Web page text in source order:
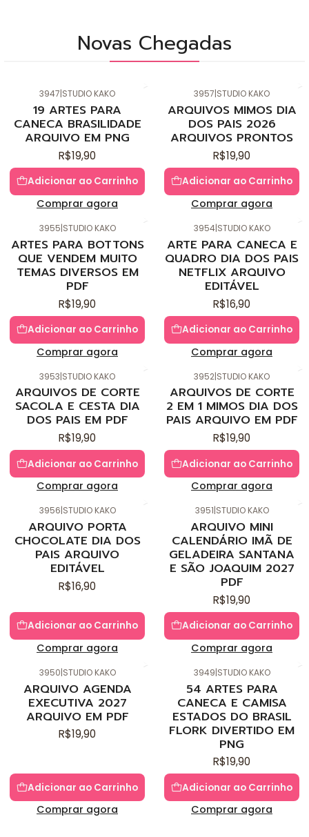
Novas Chegadas
3947|STUDIO KAKO
19 ARTES PARA
CANECA BRASILIDADE
ARQUIVO EM PNG
R$19,90
Adicionar ao Carrinho
Comprar agora
3957|STUDIO KAKO
ARQUIVOS MIMOS DIA
DOS PAIS 2026
ARQUIVOS PRONTOS
R$19,90
Adicionar ao Carrinho
Comprar agora
3955|STUDIO KAKO
ARTES PARA BOTTONS
QUE VENDEM MUITO
TEMAS DIVERSOS EM
PDF
R$19,90
Adicionar ao Carrinho
Comprar agora
3954|STUDIO KAKO
ARTE PARA CANECA E
QUADRO DIA DOS PAIS
NETFLIX ARQUIVO
EDITÁVEL
R$16,90
Adicionar ao Carrinho
Comprar agora
3953|STUDIO KAKO
ARQUIVOS DE CORTE
SACOLA E CESTA DIA
DOS PAIS EM PDF
R$19,90
Adicionar ao Carrinho
Comprar agora
3952|STUDIO KAKO
ARQUIVOS DE CORTE
2 EM 1 MIMOS DIA DOS
PAIS ARQUIVO EM PDF
R$19,90
Adicionar ao Carrinho
Comprar agora
3956|STUDIO KAKO
ARQUIVO PORTA
CHOCOLATE DIA DOS
PAIS ARQUIVO
EDITÁVEL
R$16,90
Adicionar ao Carrinho
Comprar agora
3951|STUDIO KAKO
ARQUIVO MINI
CALENDÁRIO IMÃ DE
GELADEIRA SANTANA
E SÃO JOAQUIM 2027
PDF
R$19,90
Adicionar ao Carrinho
Comprar agora
3950|STUDIO KAKO
ARQUIVO AGENDA
EXECUTIVA 2027
ARQUIVO EM PDF
R$19,90
Adicionar ao Carrinho
Comprar agora
3949|STUDIO KAKO
54 ARTES PARA
CANECA E CAMISA
ESTADOS DO BRASIL
FLORK DIVERTIDO EM
PNG
R$19,90
Adicionar ao Carrinho
Comprar agora